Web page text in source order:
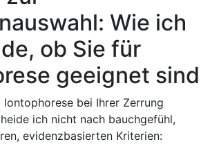
Wie ich
ob Sie für
​geeignet sind
Iontophorese bei Ihrer ‌Zerrung
ich‍ nicht nach ‌bauchgefühl,
evidenzbasierten ​Kriterien: